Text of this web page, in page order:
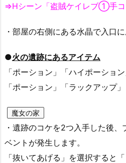
⇒Hシーン「盗賊ケイレブ①手コ
・部屋の右側にある水晶で入口に
●火の遺跡にあるアイテム
「ポーション」「ハイポーション
「ポーション」「ラックアップ」
魔女の家
・遺跡のコケを2つ入手した後
ベントが発生します。
「抜いてあげる」を選択すると「